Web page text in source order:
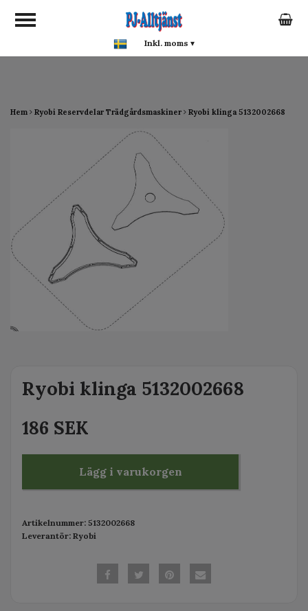
google-site-verification:
google0142a1f5f0015a93.html
Hem Ryobi Reservdelar Trädgårdsmaskiner Ryobi klinga 5132002668
Ryobi klinga 5132002668
186 SEK
Lägg i varukorgen
Artikelnummer: 5132002668
Leverantör: Ryobi
Inkl. moms ▾